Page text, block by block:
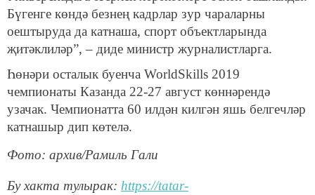
Бүгенге көндә безнең кадрлар зур чараларны
оештыруда да катнаша, спорт объектларында
җитәклиләр”, – диде министр журналистларга.
Һөнәри осталык буенча WorldSkills 2019
чемпионаты Казанда 22-27 август көннәрендә
узачак. Чемпионатта 60 илдән килгән яшь белгечләр
катнашыр дип көтелә.
Фото: архив/Рамиль Гали
Бу хакта тулырак: https://tatar-